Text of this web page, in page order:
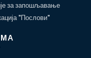
за запошљавање
"Послови"